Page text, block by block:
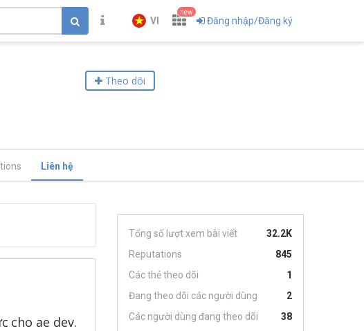
VI
new
Đăng nhập/Đăng ký
Theo dõi
Liên hệ
cho ae dev.
Tổng số lượt xem bài viết
32.2K
Reputations
845
Các thẻ theo dõi
1
Đang theo dõi các người dùng
2
Các người dùng đang theo dõi
38